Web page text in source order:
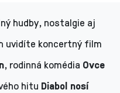
hudby, nostalgie aj
uvidíte koncertný film
, rodinná komédia Ovce
hitu Diabol nosí